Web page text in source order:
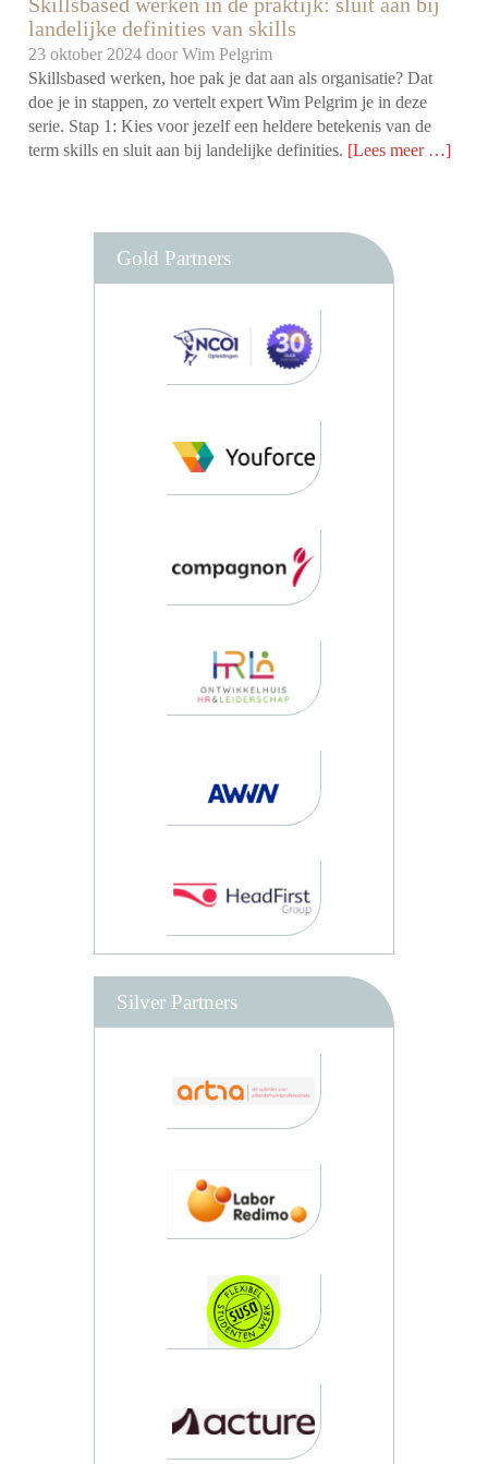
landelijke definities van skills
23 oktober 2024 doorWim Pelgrim
Skillsbased werken, hoe pak je dat aan als organisatie? Dat
doe je in stappen, zo vertelt expert Wim Pelgrim je in deze
serie. Stap 1: Kies voor jezelf een heldere betekenis van de
term skills en sluit aan bij landelijke definities. [Lees meer …]
Gold Partners
Silver Partners